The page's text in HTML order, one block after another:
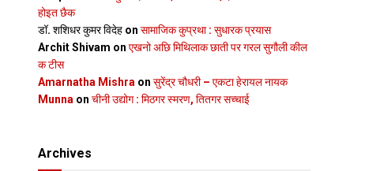
होइत छैक
डॉ. शशिधर कुमर विदेह on सामाजिक कुप्रथा : सुधारक प्रयास
Archit Shivam on एखनो अछि मिथिलाक छाती पर गरल सुगौली कील
क टीस
Amarnatha Mishra on सुरेंद्र चौधरी – एकटा हेरायल नायक
Munna on चीनी उद्योग : मिठगर स्‍मरण, तितगर सच्‍चाई
Archives